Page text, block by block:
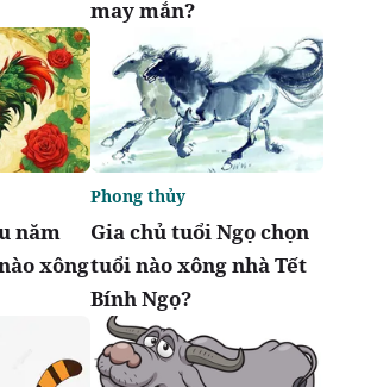
may mắn?
năm
xông
Gia chủ tuổi Ngọ chọn
tuổi nào xông nhà Tết
Bính Ngọ?
Phong thủy